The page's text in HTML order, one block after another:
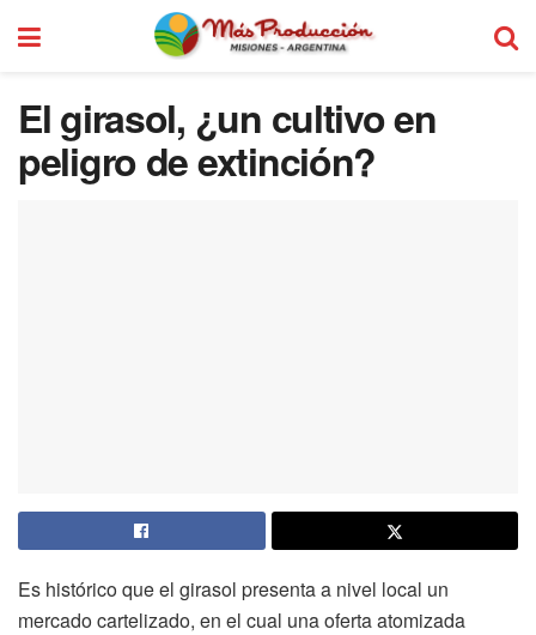
El girasol, ¿un cultivo en
peligro de extinción?
Es histórico que el girasol presenta a nivel local un
mercado cartelizado, en el cual una oferta atomizada